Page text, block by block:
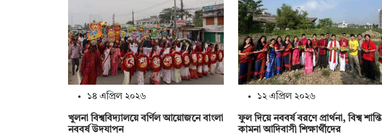
১৪ এপ্রিল ২০২৬
খুলনা বিশ্ববিদ্যালয়ে বর্ণিল আয়োজনে বাংলা
নববর্ষ উদযাপন
১২ এপ্রিল ২০২৬
ফুল দিয়ে নববর্ষ বরণে প্রার্থনা, বিশ্ব শান্তি
কামনা আদিবাসী শিক্ষার্থীদের